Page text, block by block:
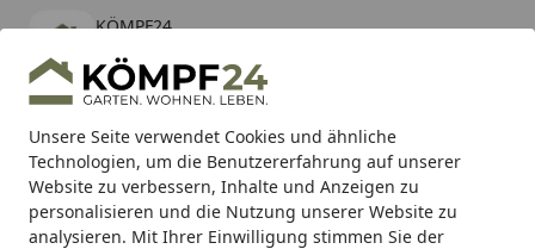
Unsere Seite verwendet Cookies und ähnliche
Technologien, um die Benutzererfahrung auf unserer
Website zu verbessern, Inhalte und Anzeigen zu
personalisieren und die Nutzung unserer Website zu
analysieren. Mit Ihrer Einwilligung stimmen Sie der
KÖMPF24
kostenlos - Im App Store
Hotline
Alle Produkte
Mein Konto
Suchen